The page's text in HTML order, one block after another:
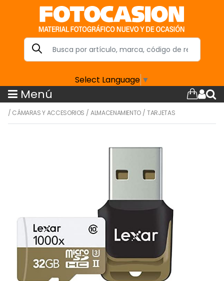
Select Language ▼
Menú
/ CÁMARAS Y ACCESORIOS /ALMACENAMIENTO /TARJETAS